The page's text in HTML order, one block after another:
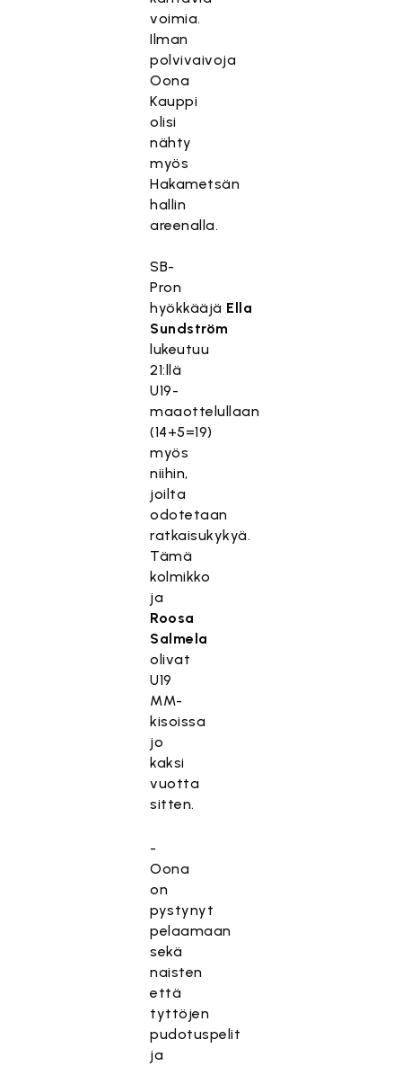
voimia.
Ilman
polvivaivoja
Oona
Kauppi
olisi
nähty
myös
Hakametsän
hallin
areenalla.
SB-
Pron
hyökkääjä Ella
Sundström
lukeutuu
21:llä
U19-
maaottelullaan
(14+5=19)
myös
niihin,
joilta
odotetaan
ratkaisukykyä.
Tämä
kolmikko
ja
Roosa
Salmela
olivat
U19
MM-
kisoissa
jo
kaksi
vuotta
sitten.
-
Oona
on
pystynyt
pelaamaan
sekä
naisten
että
tyttöjen
pudotuspelit
ja